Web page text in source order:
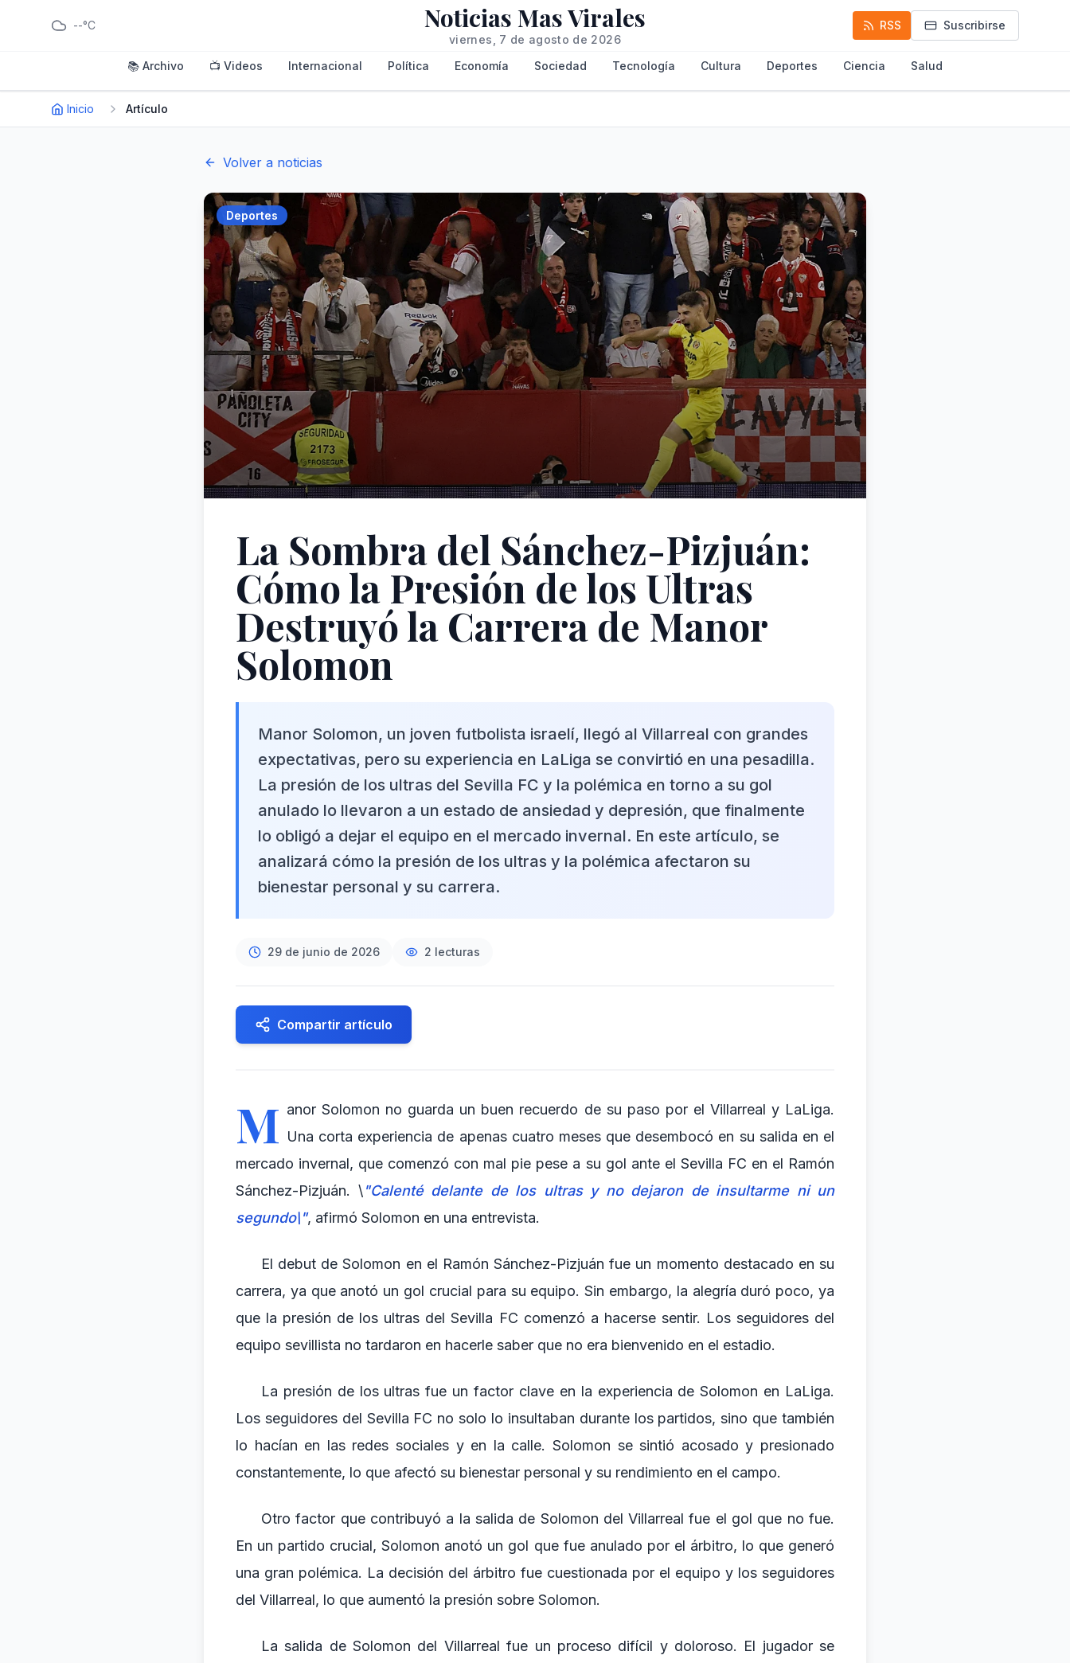
--°C Noticias Mas Virales
viernes, 7 de agosto de 2026
RSS Suscribirse
📚 Archivo 📺 Videos Internacional Política Economía Sociedad Tecnología Cultura Deportes Ciencia Salud
Inicio Artículo
Volver a noticias
Deportes
La Sombra del Sánchez-Pizjuán:
Cómo la Presión de los Ultras
Destruyó la Carrera de Manor
Solomon
Manor Solomon, un joven futbolista israelí, llegó al Villarreal con grandes
expectativas, pero su experiencia en LaLiga se convirtió en una pesadilla.
La presión de los ultras del Sevilla FC y la polémica en torno a su gol
anulado lo llevaron a un estado de ansiedad y depresión, que finalmente
lo obligó a dejar el equipo en el mercado invernal. En este artículo, se
analizará cómo la presión de los ultras y la polémica afectaron su
bienestar personal y su carrera.
29 de junio de 2026 2 lecturas
Compartir artículo
M anor Solomon no guarda un buen recuerdo de su paso por el Villarreal y LaLiga.
Una corta experiencia de apenas cuatro meses que desembocó en su salida en el
mercado invernal, que comenzó con mal pie pese a su gol ante el Sevilla FC en el Ramón
Sánchez-Pizjuán. \"Calenté delante de los ultras y no dejaron de insultarme ni un
segundo\", afirmó Solomon en una entrevista.
El debut de Solomon en el Ramón Sánchez-Pizjuán fue un momento destacado en su
carrera, ya que anotó un gol crucial para su equipo. Sin embargo, la alegría duró poco, ya
que la presión de los ultras del Sevilla FC comenzó a hacerse sentir. Los seguidores del
equipo sevillista no tardaron en hacerle saber que no era bienvenido en el estadio.
La presión de los ultras fue un factor clave en la experiencia de Solomon en LaLiga.
Los seguidores del Sevilla FC no solo lo insultaban durante los partidos, sino que también
lo hacían en las redes sociales y en la calle. Solomon se sintió acosado y presionado
constantemente, lo que afectó su bienestar personal y su rendimiento en el campo.
Otro factor que contribuyó a la salida de Solomon del Villarreal fue el gol que no fue.
En un partido crucial, Solomon anotó un gol que fue anulado por el árbitro, lo que generó
una gran polémica. La decisión del árbitro fue cuestionada por el equipo y los seguidores
del Villarreal, lo que aumentó la presión sobre Solomon.
La salida de Solomon del Villarreal fue un proceso difícil y doloroso. El jugador se